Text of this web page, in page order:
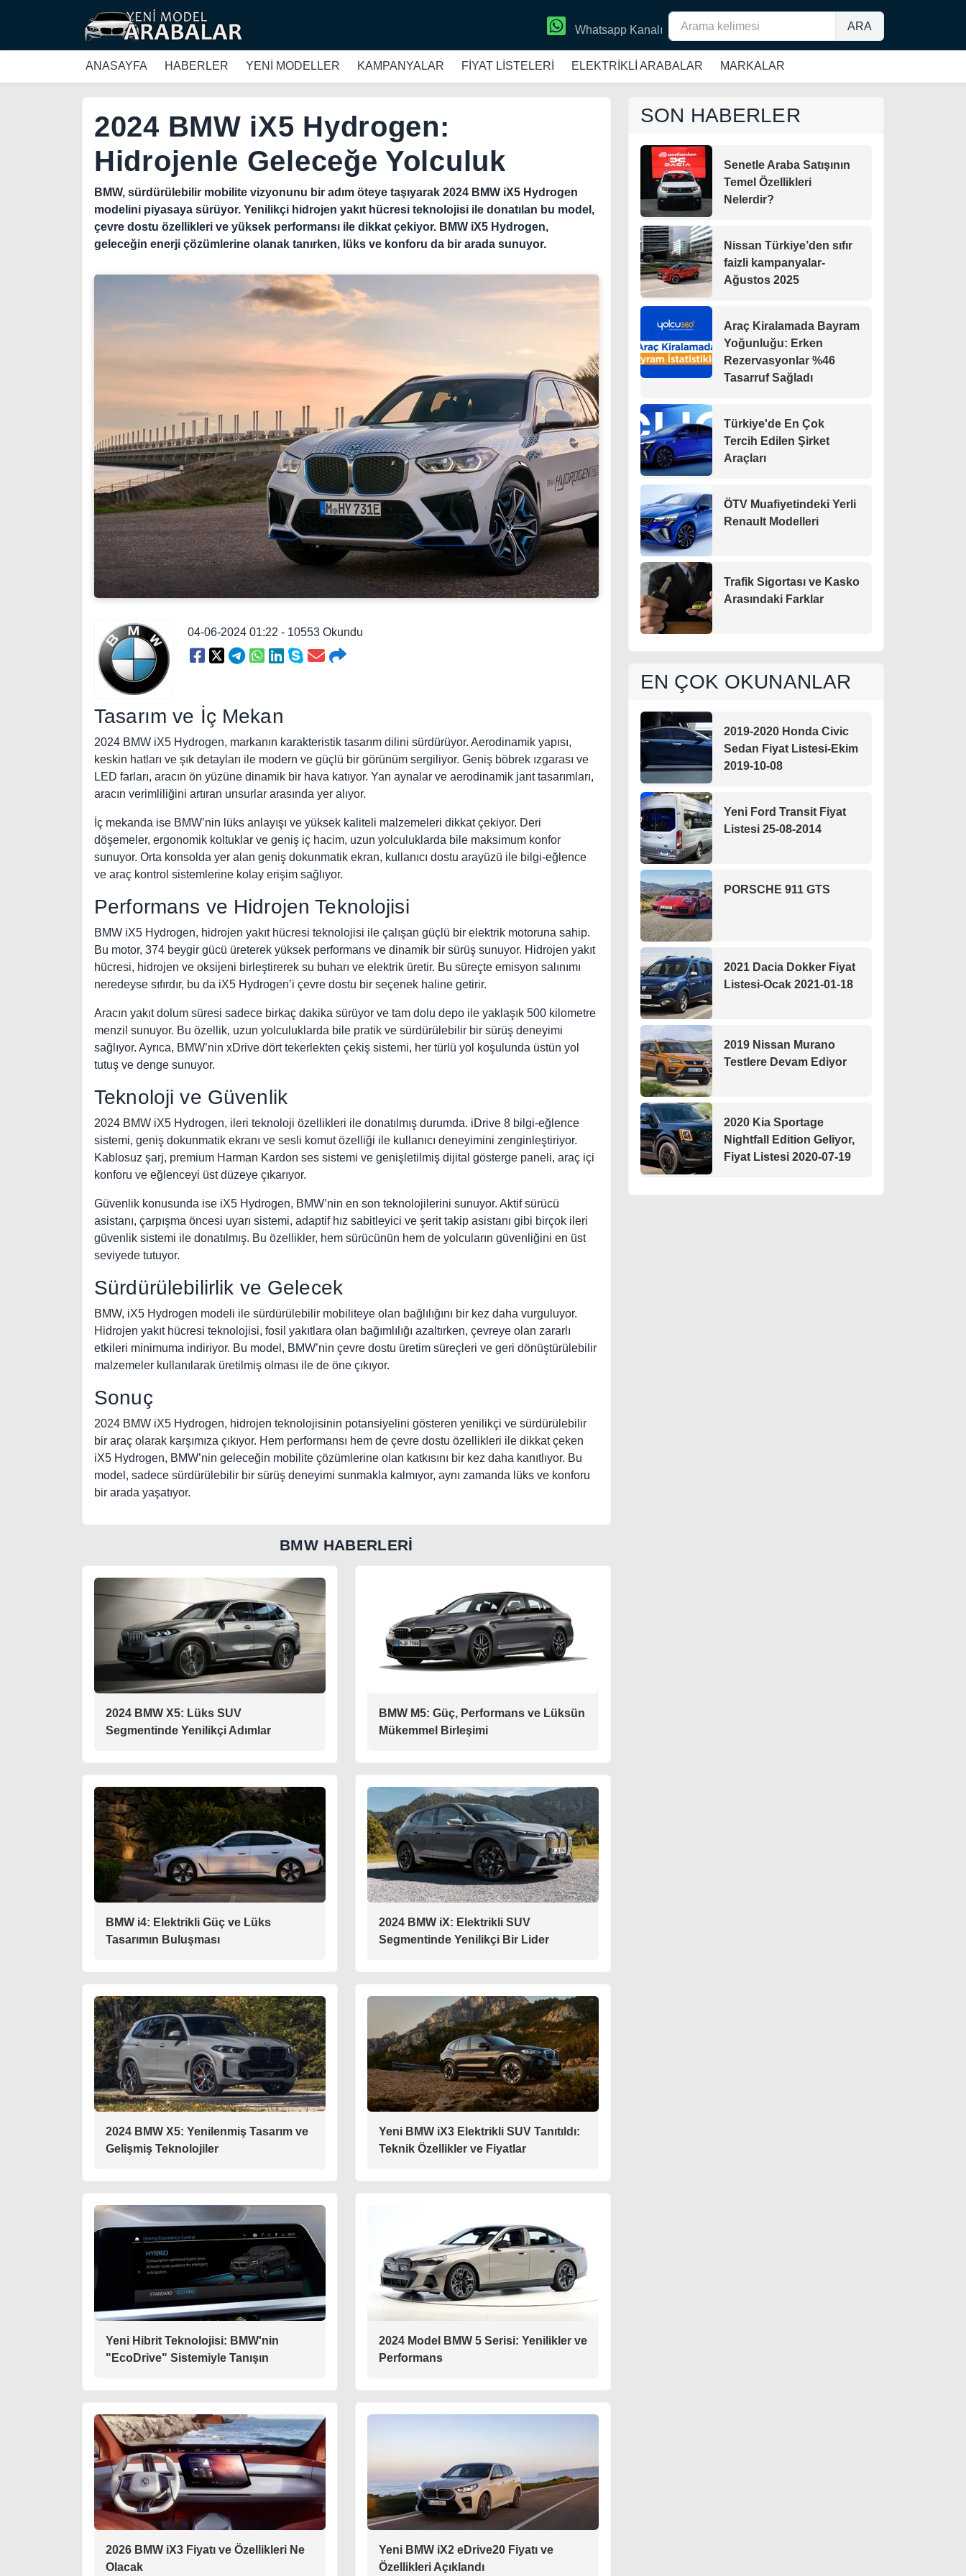
ARA
Whatsapp Kanalı
ANASAYFA HABERLER YENİ MODELLER KAMPANYALAR FİYAT LİSTELERİ ELEKTRİKLİ ARABALAR MARKALAR
2024 BMW iX5 Hydrogen:
Hidrojenle Geleceğe Yolculuk
BMW, sürdürülebilir mobilite vizyonunu bir adım öteye taşıyarak 2024 BMW iX5 Hydrogen
modelini piyasaya sürüyor. Yenilikçi hidrojen yakıt hücresi teknolojisi ile donatılan bu model,
çevre dostu özellikleri ve yüksek performansı ile dikkat çekiyor. BMW iX5 Hydrogen,
geleceğin enerji çözümlerine olanak tanırken, lüks ve konforu da bir arada sunuyor.
04-06-2024 01:22 - 10553 Okundu
Tasarım ve İç Mekan
2024 BMW iX5 Hydrogen, markanın karakteristik tasarım dilini sürdürüyor. Aerodinamik yapısı,
keskin hatları ve şık detayları ile modern ve güçlü bir görünüm sergiliyor. Geniş böbrek ızgarası ve
LED farları, aracın ön yüzüne dinamik bir hava katıyor. Yan aynalar ve aerodinamik jant tasarımları,
aracın verimliliğini artıran unsurlar arasında yer alıyor.
İç mekanda ise BMW’nin lüks anlayışı ve yüksek kaliteli malzemeleri dikkat çekiyor. Deri
döşemeler, ergonomik koltuklar ve geniş iç hacim, uzun yolculuklarda bile maksimum konfor
sunuyor. Orta konsolda yer alan geniş dokunmatik ekran, kullanıcı dostu arayüzü ile bilgi-eğlence
ve araç kontrol sistemlerine kolay erişim sağlıyor.
Performans ve Hidrojen Teknolojisi
BMW iX5 Hydrogen, hidrojen yakıt hücresi teknolojisi ile çalışan güçlü bir elektrik motoruna sahip.
Bu motor, 374 beygir gücü üreterek yüksek performans ve dinamik bir sürüş sunuyor. Hidrojen yakıt
hücresi, hidrojen ve oksijeni birleştirerek su buharı ve elektrik üretir. Bu süreçte emisyon salınımı
neredeyse sıfırdır, bu da iX5 Hydrogen’i çevre dostu bir seçenek haline getirir.
Aracın yakıt dolum süresi sadece birkaç dakika sürüyor ve tam dolu depo ile yaklaşık 500 kilometre
menzil sunuyor. Bu özellik, uzun yolculuklarda bile pratik ve sürdürülebilir bir sürüş deneyimi
sağlıyor. Ayrıca, BMW’nin xDrive dört tekerlekten çekiş sistemi, her türlü yol koşulunda üstün yol
tutuş ve denge sunuyor.
Teknoloji ve Güvenlik
2024 BMW iX5 Hydrogen, ileri teknoloji özellikleri ile donatılmış durumda. iDrive 8 bilgi-eğlence
sistemi, geniş dokunmatik ekranı ve sesli komut özelliği ile kullanıcı deneyimini zenginleştiriyor.
Kablosuz şarj, premium Harman Kardon ses sistemi ve genişletilmiş dijital gösterge paneli, araç içi
konforu ve eğlenceyi üst düzeye çıkarıyor.
Güvenlik konusunda ise iX5 Hydrogen, BMW’nin en son teknolojilerini sunuyor. Aktif sürücü
asistanı, çarpışma öncesi uyarı sistemi, adaptif hız sabitleyici ve şerit takip asistanı gibi birçok ileri
güvenlik sistemi ile donatılmış. Bu özellikler, hem sürücünün hem de yolcuların güvenliğini en üst
seviyede tutuyor.
Sürdürülebilirlik ve Gelecek
BMW, iX5 Hydrogen modeli ile sürdürülebilir mobiliteye olan bağlılığını bir kez daha vurguluyor.
Hidrojen yakıt hücresi teknolojisi, fosil yakıtlara olan bağımlılığı azaltırken, çevreye olan zararlı
etkileri minimuma indiriyor. Bu model, BMW’nin çevre dostu üretim süreçleri ve geri dönüştürülebilir
malzemeler kullanılarak üretilmiş olması ile de öne çıkıyor.
Sonuç
2024 BMW iX5 Hydrogen, hidrojen teknolojisinin potansiyelini gösteren yenilikçi ve sürdürülebilir
bir araç olarak karşımıza çıkıyor. Hem performansı hem de çevre dostu özellikleri ile dikkat çeken
iX5 Hydrogen, BMW’nin geleceğin mobilite çözümlerine olan katkısını bir kez daha kanıtlıyor. Bu
model, sadece sürdürülebilir bir sürüş deneyimi sunmakla kalmıyor, aynı zamanda lüks ve konforu
bir arada yaşatıyor.
BMW HABERLERİ
2024 BMW X5: Lüks SUV
Segmentinde Yenilikçi Adımlar
BMW M5: Güç, Performans ve Lüksün
Mükemmel Birleşimi
BMW i4: Elektrikli Güç ve Lüks
Tasarımın Buluşması
2024 BMW iX: Elektrikli SUV
Segmentinde Yenilikçi Bir Lider
2024 BMW X5: Yenilenmiş Tasarım ve
Gelişmiş Teknolojiler
Yeni BMW iX3 Elektrikli SUV Tanıtıldı:
Teknik Özellikler ve Fiyatlar
Yeni Hibrit Teknolojisi: BMW'nin
"EcoDrive" Sistemiyle Tanışın
2024 Model BMW 5 Serisi: Yenilikler ve
Performans
2026 BMW iX3 Fiyatı ve Özellikleri Ne
Olacak
Yeni BMW iX2 eDrive20 Fiyatı ve
Özellikleri Açıklandı
SON HABERLER
Senetle Araba Satışının
Temel Özellikleri
Nelerdir?
Nissan Türkiye’den sıfır
faizli kampanyalar-
Ağustos 2025
Araç Kiralamada Bayram
Yoğunluğu: Erken
Rezervasyonlar %46
Tasarruf Sağladı
Türkiye'de En Çok
Tercih Edilen Şirket
Araçları
ÖTV Muafiyetindeki Yerli
Renault Modelleri
Trafik Sigortası ve Kasko
Arasındaki Farklar
EN ÇOK OKUNANLAR
2019-2020 Honda Civic
Sedan Fiyat Listesi-Ekim
2019-10-08
Yeni Ford Transit Fiyat
Listesi 25-08-2014
PORSCHE 911 GTS
2021 Dacia Dokker Fiyat
Listesi-Ocak 2021-01-18
2019 Nissan Murano
Testlere Devam Ediyor
2020 Kia Sportage
Nightfall Edition Geliyor,
Fiyat Listesi 2020-07-19